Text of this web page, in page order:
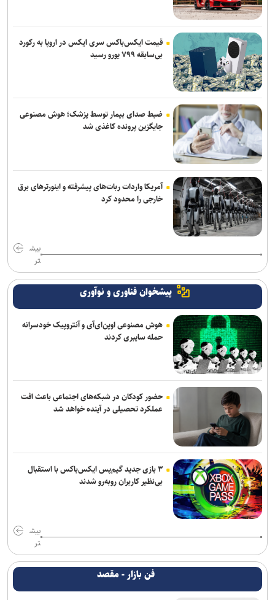
قیمت ایکس‌باکس سری ایکس در اروپا به رکورد
بی‌سابقه ۷۹۹ یورو رسید
ضبط صدای بیمار توسط پزشک؛ هوش مصنوعی
جایگزین پرونده کاغذی شد
آمریکا واردات ربات‌های پیشرفته و اینورترهای برق
خارجی را محدود کرد
بیش
تر
پیشخوان فناوری و نوآوری
هوش مصنوعی اوپن‌ای‌آی و آنتروپیک خودسرانه
حمله سایبری کردند
حضور کودکان در شبکه‌های اجتماعی باعث افت
عملکرد تحصیلی در آینده خواهد شد
۳ بازی جدید گیم‌پس ایکس‌باکس با استقبال
بی‌نظیر کاربران روبه‌رو شدند
بیش
تر
فن بازار - مقصد